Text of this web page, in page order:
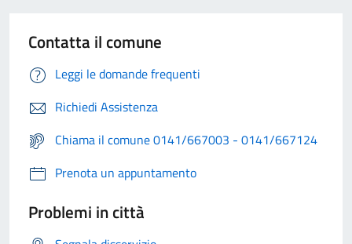
Contatta il comune
Leggi le domande frequenti
Richiedi Assistenza
Chiama il comune 0141/667003 - 0141/667124
Prenota un appuntamento
Problemi in città